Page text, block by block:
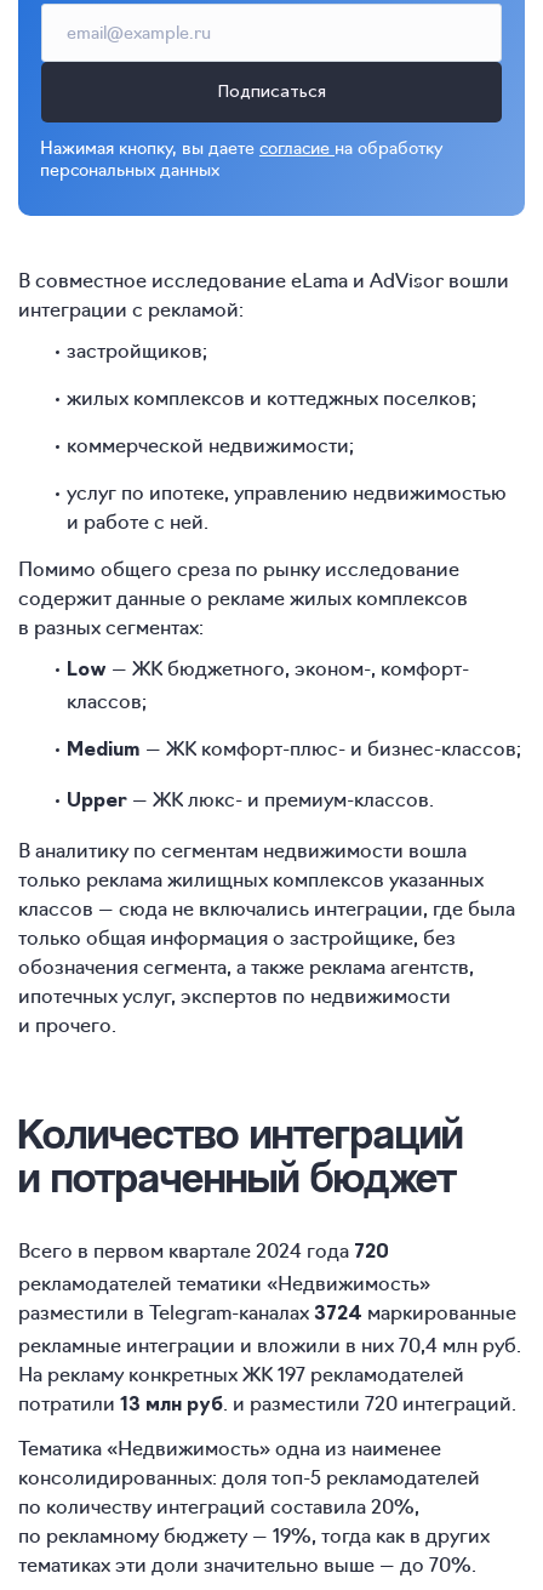
Подписаться
Нажимая кнопку, вы даете согласие на обработку
персональных данных
В совместное исследование eLama и AdVisor вошли
интеграции с рекламой:
застройщиков;
жилых комплексов и коттеджных поселков;
коммерческой недвижимости;
услуг по ипотеке, управлению недвижимостью
и работе с ней.
Помимо общего среза по рынку исследование
содержит данные о рекламе жилых комплексов
в разных сегментах:
Low — ЖК бюджетного, эконом-, комфорт-
классов;
Medium — ЖК комфорт-плюс- и бизнес-классов;
Upper — ЖК люкс- и премиум-классов.
В аналитику по сегментам недвижимости вошла
только реклама жилищных комплексов указанных
классов — сюда не включались интеграции, где была
только общая информация о застройщике, без
обозначения сегмента, а также реклама агентств,
ипотечных услуг, экспертов по недвижимости
и прочего.
Количество интеграций
и потраченный бюджет
Всего в первом квартале 2024 года 720
рекламодателей тематики «Недвижимость»
разместили в Telegram-каналах 3724 маркированные
рекламные интеграции и вложили в них 70,4 млн руб.
На рекламу конкретных ЖК 197 рекламодателей
потратили 13 млн руб . и разместили 720 интеграций.
Тематика «Недвижимость» одна из наименее
консолидированных: доля топ-5 рекламодателей
по количеству интеграций составила 20%,
по рекламному бюджету — 19%, тогда как в других
тематиках эти доли значительно выше — до 70%.